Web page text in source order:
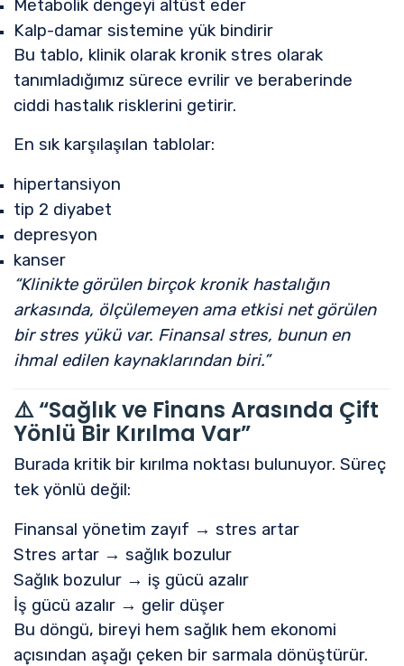
Metabolik dengeyi altüst eder
Kalp-damar sistemine yük bindirir
Bu tablo, klinik olarak kronik stres olarak
tanımladığımız sürece evrilir ve beraberinde
ciddi hastalık risklerini getirir.
En sık karşılaşılan tablolar:
hipertansiyon
tip 2 diyabet
depresyon
kanser
“Klinikte görülen birçok kronik hastalığın
arkasında, ölçülemeyen ama etkisi net görülen
bir stres yükü var. Finansal stres, bunun en
ihmal edilen kaynaklarından biri.”
⚠️ “Sağlık ve Finans Arasında Çift
Yönlü Bir Kırılma Var”
Burada kritik bir kırılma noktası bulunuyor. Süreç
tek yönlü değil:
Finansal yönetim zayıf → stres artar
Stres artar → sağlık bozulur
Sağlık bozulur → iş gücü azalır
İş gücü azalır → gelir düşer
Bu döngü, bireyi hem sağlık hem ekonomi
açısından aşağı çeken bir sarmala dönüştürür.